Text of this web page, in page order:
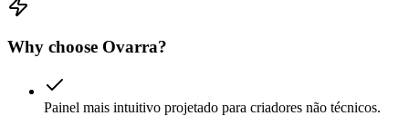
Why choose Ovarra?
Painel mais intuitivo projetado para criadores não técnicos.